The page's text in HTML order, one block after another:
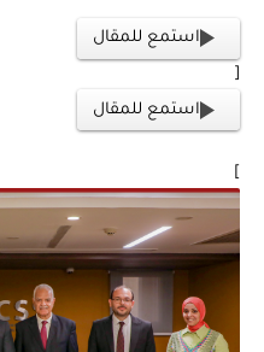
استمع للمقال
استمع للمقال